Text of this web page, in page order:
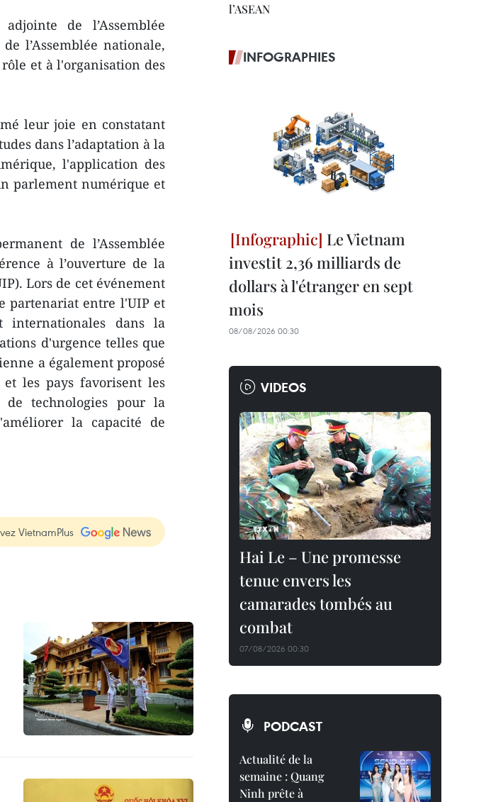
de l’Assemblée
l’Assemblée nationale,
et à l'organisation des
leur joie en constatant
dans l’adaptation à la
l'application des
parlement numérique et
de l’Assemblée
à l’ouverture de la
Lors de cet événement
partenariat entre l'UIP et
internationales dans la
d'urgence telles que
a également proposé
les pays favorisent les
technologies pour la
la capacité de
VietnamPlus
l’ASEAN
INFOGRAPHIES
Le Vietnam
investit 2,36 milliards de
dollars à l'étranger en sept
mois
08/08/2026 00:30
VIDEOS
Hai Le – Une promesse
tenue envers les
camarades tombés au
combat
07/08/2026 00:30
PODCAST
Actualité de la
semaine : Quang
Ninh prête à